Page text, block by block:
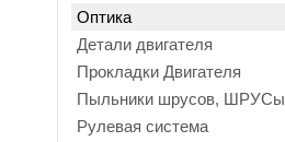
Оптика
Детали двигателя
Прокладки Двигателя
Пыльники шрусов, ШРУСы
Рулевая система